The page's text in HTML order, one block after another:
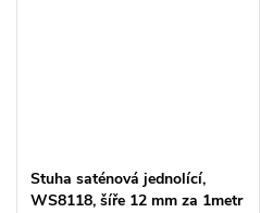
Stuha saténová jednolící,
WS8118, šíře 12 mm za 1metr